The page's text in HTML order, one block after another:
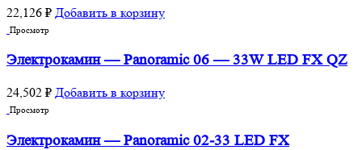
22,126 ₽ Добавить в корзину
Просмотр
Электрокамин — Panoramic 06 — 33W LED FX QZ
24,502 ₽ Добавить в корзину
Просмотр
Электрокамин — Panoramic 02-33 LED FX